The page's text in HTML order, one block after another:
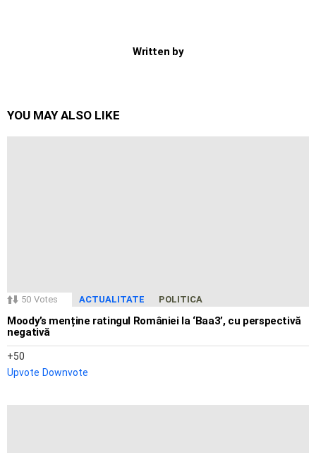
Written by
YOU MAY ALSO LIKE
50 Votes ACTUALITATE POLITICA
Moody’s menține ratingul României la ‘Baa3’, cu perspectivă
negativă
50
Upvote Downvote